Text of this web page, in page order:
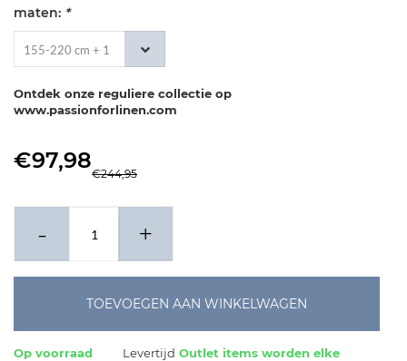
maten: *
155-220 cm + 1
x 80-80 cm
Ontdek onze reguliere collectie op
www.passionforlinen.com
€97,98
€244,95
- +
TOEVOEGEN AAN WINKELWAGEN
Op voorraad Levertijd Outlet items worden elke